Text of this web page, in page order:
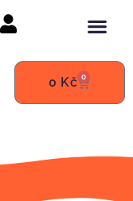
0 Kč 0